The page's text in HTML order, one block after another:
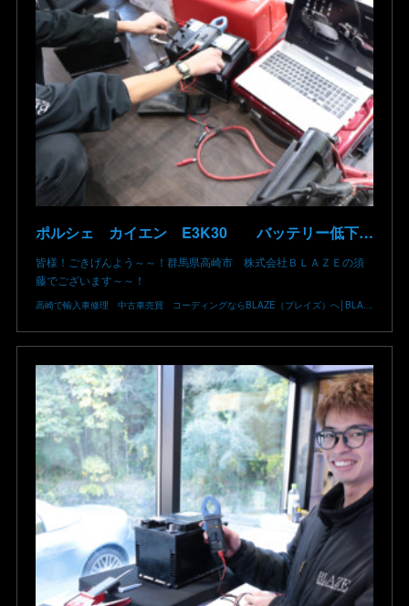
ポルシェ カイエン E3K30 バッテリー低下 車両エレクトリカルシステムエラー リチウムイオンバッテリー復旧 バッテリー上がり 充電できない ポルシェ修理 現車無し修理 群馬県 高崎市
皆様！ごきげんよう～～！群馬県高崎市 株式会社ＢＬＡＺＥの須
藤でございます～～！